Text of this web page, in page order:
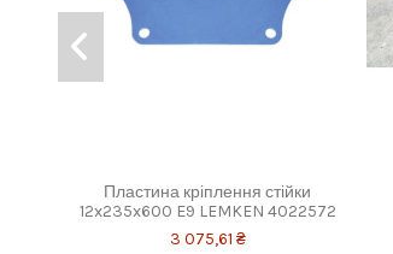
Пластина кріплення стійки
12x235x600 E9 LEMKEN 4022572
3 075,61 ₴